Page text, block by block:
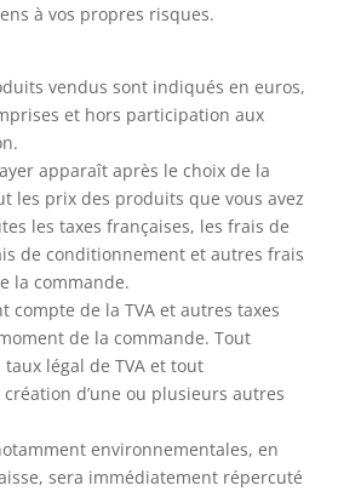
à vos propres risques.
vendus sont indiqués en euros,
et hors participation aux
apparaît après le choix de la
les prix des produits que vous avez
les taxes françaises, les frais de
de conditionnement et autres frais
la commande.
compte de la TVA et autres taxes
de la commande. Tout
légal de TVA et tout
d’une ou plusieurs autres
environnementales, en
sera immédiatement répercuté